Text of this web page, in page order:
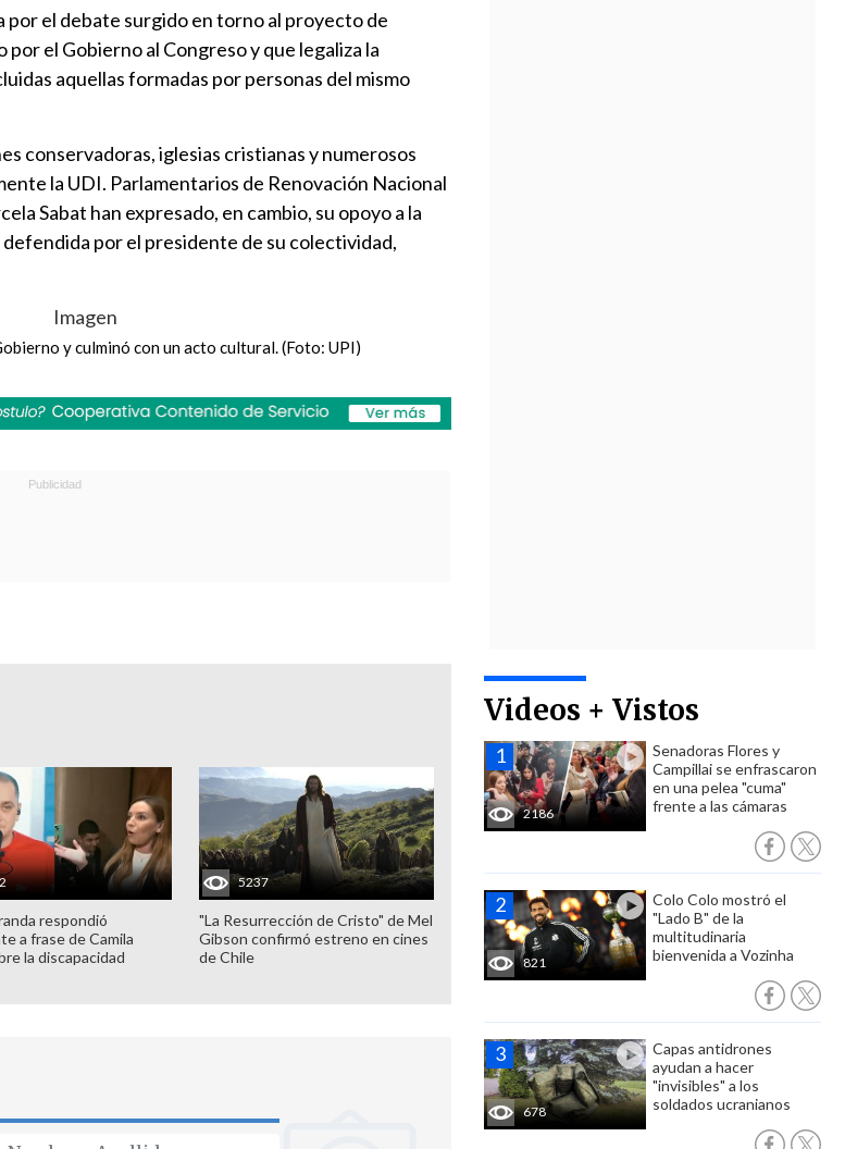
Videos + Vistos
2186
Senadoras Flores y
Campillai se enfrascaron
en una pelea "cuma"
frente a las cámaras
821
Colo Colo mostró el
"Lado B" de la
multitudinaria
bienvenida a Vozinha
678
Capas antidrones
ayudan a hacer
"invisibles" a los
soldados ucranianos
por el debate surgido en torno al proyecto de
el Gobierno al Congreso y que legaliza la
aquellas formadas por personas del mismo
conservadoras, iglesias cristianas y numerosos
la UDI. Parlamentarios de Renovación Nacional
Sabat han expresado, en cambio, su opoyo a la
por el presidente de su colectividad,
y culminó con un acto cultural. (Foto: UPI)
respondió
a frase de Camila
la discapacidad
5237
"La Resurrección de Cristo" de Mel
Gibson confirmó estreno en cines
de Chile